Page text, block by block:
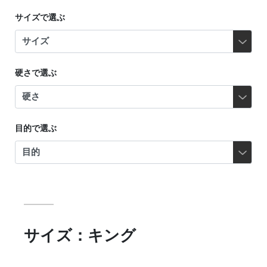
サイズで選ぶ
硬さで選ぶ
目的で選ぶ
サイズ：キング